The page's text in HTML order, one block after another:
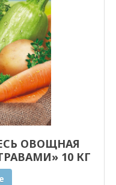
ОВОЩНАЯ
10 КГ